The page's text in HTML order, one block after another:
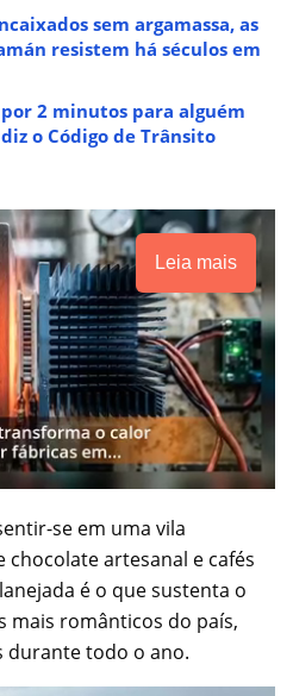
sem argamassa, as
resistem há séculos em
2 minutos para alguém
o Código de Trânsito
Leia mais
se em uma vila
artesanal e cafés
é o que sustenta o
mais românticos do país,
durante todo o ano.